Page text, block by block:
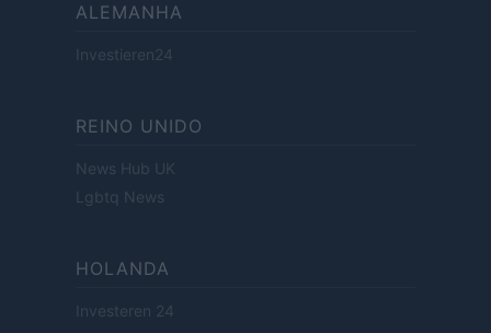
ALEMANHA
Investieren24
REINO UNIDO
News Hub UK
Lgbtq News
HOLANDA
Investeren 24